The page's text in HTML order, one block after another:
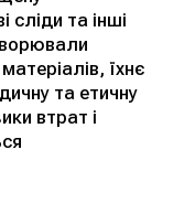
та інші
їхнє
та етичну
втрат і